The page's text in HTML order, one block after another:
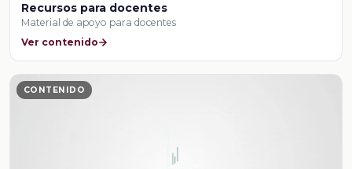
Recursos para docentes
Material de apoyo para docentes
Ver contenido
CONTENIDO